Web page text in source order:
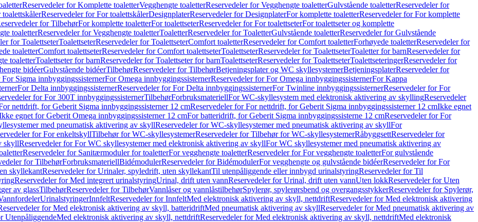
Reservedeler for Komplette toaletterVegghengte toaletterReservedeler for Vegghengte toaletterGulvstående toaletterReservedeler for
toalettskålerReservedeler for For toalettskålerDesignplaterReservedeler for DesignplaterFor komplette toaletterReservedeler for For komplette
for TilbehørFor komplette toaletterFor toalettseterReservedeler for For toalettseterFor toalettseter og komplette
toaletterReservedeler for Vegghengte toaletterToaletterReservedeler for ToaletterGulvstående toaletterReservedeler for Gulvstående
for ToalettseterToalettseterReservedeler for ToalettseterComfort toaletterReservedeler for Comfort toaletterForhøyede toaletterReservedeler for
toaletterComfort toalettseterReservedeler for Comfort toalettseterToalettseterReservedeler for ToalettseterToaletter for barnReservedeler for
toaletterToalettseter for barnReservedeler for Toalettseter for barnToalettseterReservedeler for ToalettseterToalettseteringerReservedeler for
bidéerGulvstående bidéerTilbehørReservedeler for TilbehørBetjeningsplater og WC skyllesystemerBetjeningsplaterReservedeler for
Sigma innbyggingssisternerFor Omega innbyggingssisternerReservedeler for For Omega innbyggingssisternerFor Kappa
For Delta innbyggingssisternerReservedeler for For Delta innbyggingssisternerFor Twinline innbyggingssisternerReservedeler for For
for For 300T innbyggingssisternerTilbehørForbruksmateriellFor WC-skyllesystem med elektronisk aktivering av skyllingReservedeler
nettdrift, for Geberit Sigma innbyggingssisterner 12 cmReservedeler for For nettdrift, for Geberit Sigma innbyggingssisterner 12 cmIkke egnet
egnet for Geberit Omega innbyggingssisterner 12 cmFor batteridrift, for Geberit Sigma innbyggingssisterne 12 cmReservedeler for For
med pneumatisk aktivering av skyllReservedeler for WC-skyllesystemer med pneumatisk aktivering av skyllFor
for For enkeltskyllTilbehør for WC-skyllesystemerReservedeler for Tilbehør for WC-skyllesystemerRåbyggsettReservedeler for
skyllReservedeler for For WC skyllesystemer med elektronisk aktivering av skyllFor WC skyllesystemer med pneumatisk aktivering av
Reservedeler for Sanitærmoduler for toaletterFor vegghengte toaletterReservedeler for For vegghengte toaletterFor gulvstående
for TilbehørForbruksmateriellBidémodulerReservedeler for BidémodulerFor vegghengte og gulvstående bidéerReservedeler for For
skyllekantReservedeler for Urinaler, spyledrift, uten skyllekantTil utenpåliggende eller innbygd urinalstyringReservedeler for Til
Reservedeler for Med integrert urinalstyringUrinal, drift uten vannReservedeler for Urinal, drift uten vannUten lokkReservedeler for Uten
av glassTilbehørReservedeler for TilbehørVannlåser og vannlåstilbehørSpylerør, spylerørsbend og overgangsstykkerReservedeler for Spylerør,
UrinalstyringerInnfeltReservedeler for InnfeltMed elektronisk aktivering av skyll, nettdriftReservedeler for Med elektronisk aktivering
for Med elektronisk aktivering av skyll, batteridriftMed pneumatisk aktivering av skyllReservedeler for Med pneumatisk aktivering av
UtenpåliggendeMed elektronisk aktivering av skyll, nettdriftReservedeler for Med elektronisk aktivering av skyll, nettdriftMed elektronisk